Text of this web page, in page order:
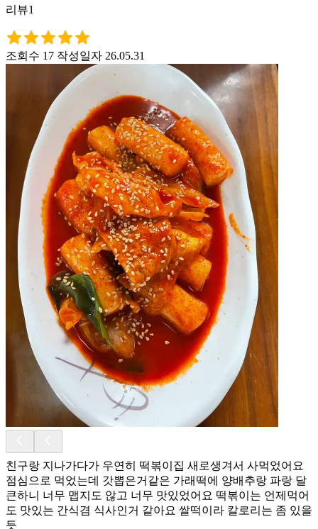
리뷰1
조회수 17 작성일자 26.05.31
친구랑 지나가다가 우연히 떡볶이집 새로생겨서 사먹었어요
점심으로 먹었는데 갓뽑은거같은 가래떡에 양배추랑 파랑 달
큰하니 너무 맵지도 않고 너무 맛있었어요 떡볶이는 언제먹어
도 맛있는 간식겸 식사인거 같아요 쌀떡이라 칼로리는 좀 있을
듯